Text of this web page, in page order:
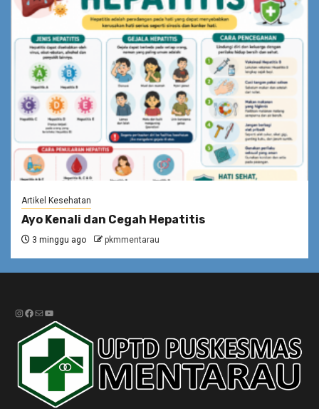
Artikel Kesehatan
Ayo Kenali dan Cegah Hepatitis
3 minggu ago pkmmentarau
Instagram
Facebook
MailYouTube